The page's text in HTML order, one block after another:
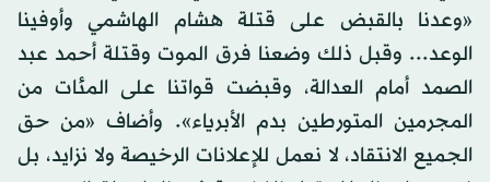
«وعدنا بالقبض على قتلة هشام الهاشمي وأوفينا
الوعد... وقبل ذلك وضعنا فرق الموت وقتلة أحمد عبد
الصمد أمام العدالة، وقبضت قواتنا على المئات من
المجرمين المتورطين بدم الأبرياء». وأضاف «من حق
الجميع الانتقاد، لا نعمل للإعلانات الرخيصة ولا نزايد، بل